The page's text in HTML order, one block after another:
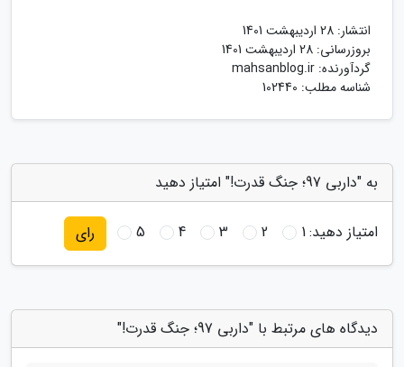
انتشار: 28 اردیبهشت 1401
بروزرسانی: 28 اردیبهشت 1401
گردآورنده: mahsanblog.ir
شناسه مطلب: 102440
به "داربی 97؛ جنگ قدرت!" امتیاز دهید
امتیاز دهید:1
2
3
4
5 رای
دیدگاه های مرتبط با "داربی 97؛ جنگ قدرت!"